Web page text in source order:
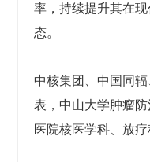
率，持续提升其在
态。
中核集团、中国同
表，中山大学肿瘤
医院核医学科、放